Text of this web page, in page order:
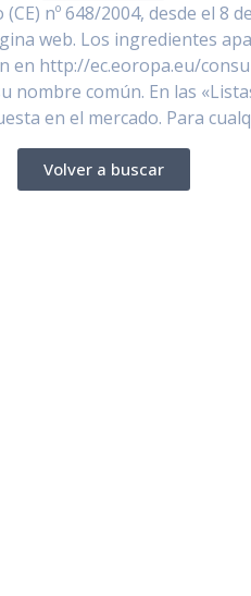
nº 648/2004, desde el 8
web. Los ingredientes
http://ec.eoropa.eu/
nombre común. En las
en el mercado. Para
Volver a buscar